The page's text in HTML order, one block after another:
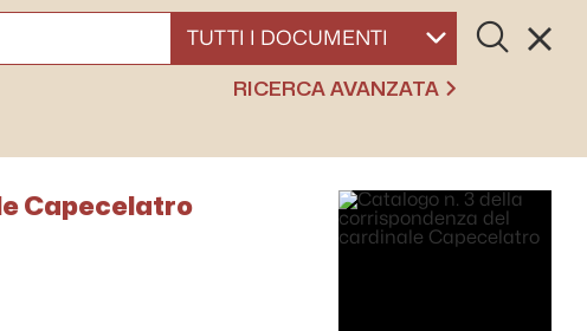
SELEZIONA UN DOCUMENTO
Cerca
RICERCA AVANZATA
Capecelatro